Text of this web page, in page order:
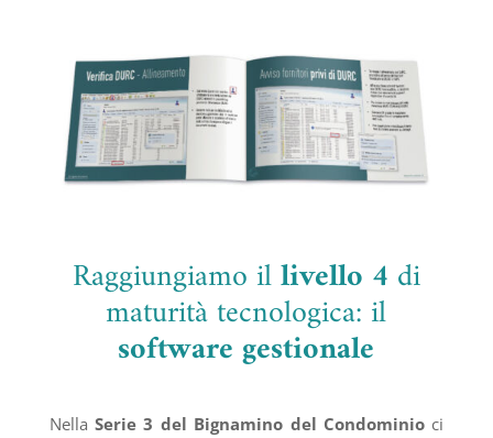
Raggiungiamo illivello 4 di
maturità tecnologica: il
software gestionale
NellaSerie 3 del Bignamino del Condominio ci